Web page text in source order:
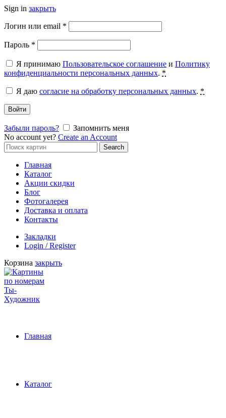
Sign in закрыть
Логин или email *
Пароль *
Я принимаю Пользовательское соглашение и Политику
конфиденциальности персональных данных. *
Я даю согласие на обработку персональных данных. *
Войти
Забыли пароль?
Запомнить меня
No account yet? Create an Account
Search
for:
Search
Главная
Каталог
Акции скидки
Блог
Фотогалерея
Доставка и оплата
Контакты
Закладки
Login / Register
Корзина закрыть
Главная
Каталог